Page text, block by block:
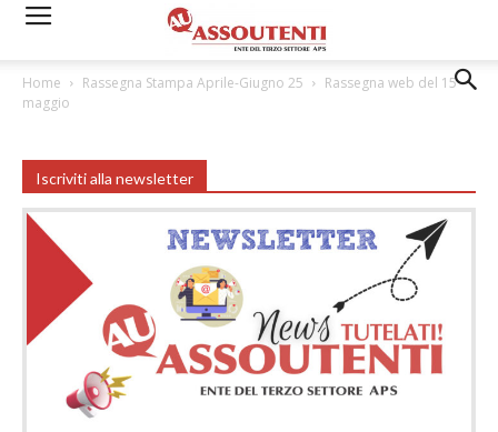
Home Rassegna Stampa Aprile-Giugno 25
Rassegna web del 15
maggio
Iscriviti alla newsletter